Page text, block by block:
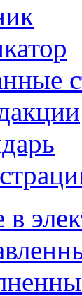
в